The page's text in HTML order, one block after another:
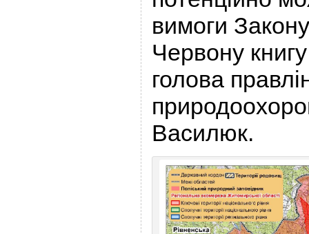
вимоги
Червону
голова
Василюк.